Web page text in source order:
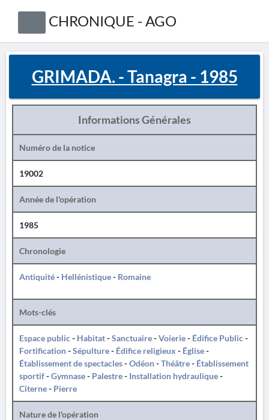
CHRONIQUE - AGO
GRIMADA. - Tanagra - 1985
Informations Générales
Numéro de la notice
19002
Année de l'opération
1985
Chronologie
Antiquité- Hellénistique- Romaine
Mots-clés
Espace public- Habitat-Sanctuaire-Voierie- Édifice Public-
Fortification-Sépulture- Édifice religieux - Église-
Établissement de spectacles-Odéon-Théâtre- Établissement
sportif-Gymnase- Palestre- Installation hydraulique-
Citerne- Pierre
Nature de l'opération